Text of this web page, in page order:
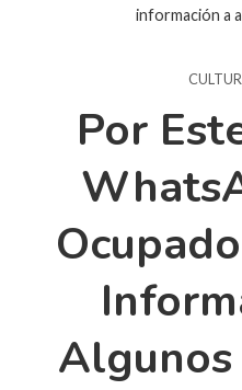
información a
Por
Algunos